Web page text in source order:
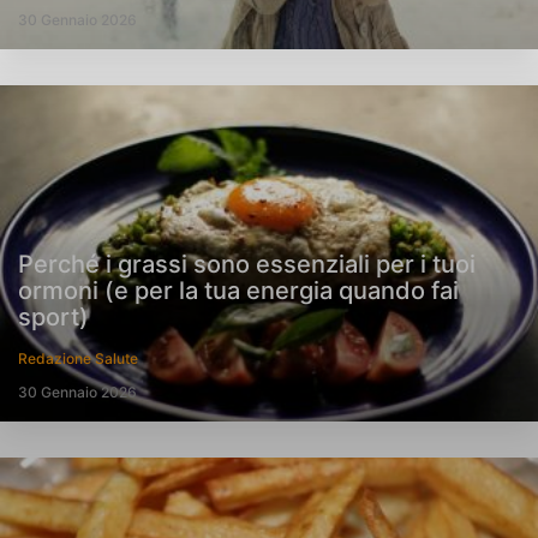
30 Gennaio 2026
Perché i grassi sono essenziali per i tuoi
ormoni (e per la tua energia quando fai
sport)
Redazione Salute
30 Gennaio 2026